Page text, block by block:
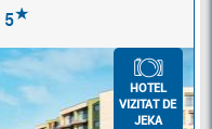
5★
HOTEL
VIZITAT DE
JEKA